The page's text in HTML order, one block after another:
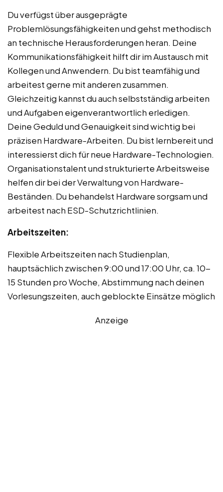
Du verfügst über ausgeprägte
Problemlösungsfähigkeiten und gehst methodisch
an technische Herausforderungen heran. Deine
Kommunikationsfähigkeit hilft dir im Austausch mit
Kollegen und Anwendern. Du bist teamfähig und
arbeitest gerne mit anderen zusammen.
Gleichzeitig kannst du auch selbstständig arbeiten
und Aufgaben eigenverantwortlich erledigen.
Deine Geduld und Genauigkeit sind wichtig bei
präzisen Hardware-Arbeiten. Du bist lernbereit und
interessierst dich für neue Hardware-Technologien.
Organisationstalent und strukturierte Arbeitsweise
helfen dir bei der Verwaltung von Hardware-
Beständen. Du behandelst Hardware sorgsam und
arbeitest nach ESD-Schutzrichtlinien.
Arbeitszeiten:
Flexible Arbeitszeiten nach Studienplan,
hauptsächlich zwischen 9:00 und 17:00 Uhr, ca. 10-
15 Stunden pro Woche, Abstimmung nach deinen
Vorlesungszeiten, auch geblockte Einsätze möglich
Anzeige